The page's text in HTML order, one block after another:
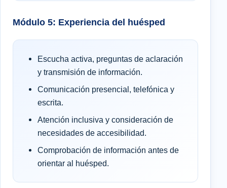
Módulo 5: Experiencia del huésped
Escucha activa, preguntas de aclaración
y transmisión de información.
Comunicación presencial, telefónica y
escrita.
Atención inclusiva y consideración de
necesidades de accesibilidad.
Comprobación de información antes de
orientar al huésped.